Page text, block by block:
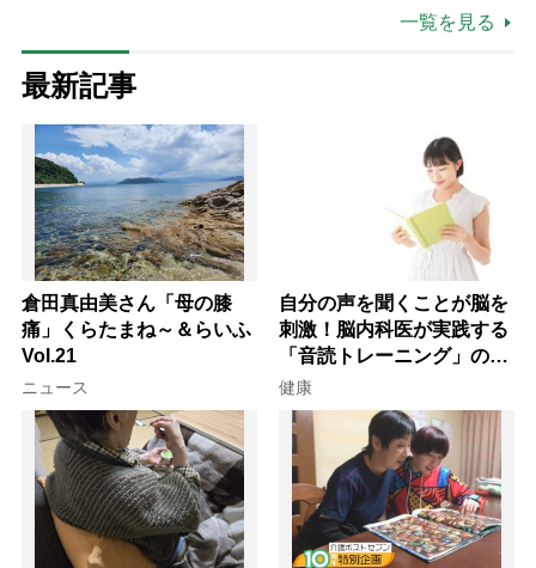
一覧を見る
最新記事
倉田真由美さん「母の膝
痛」くらたまね～＆らいふ
Vol.21
ニュース
自分の声を聞くことが脳を
刺激！脳内科医が実践する
「音読トレーニング」の極
意
健康